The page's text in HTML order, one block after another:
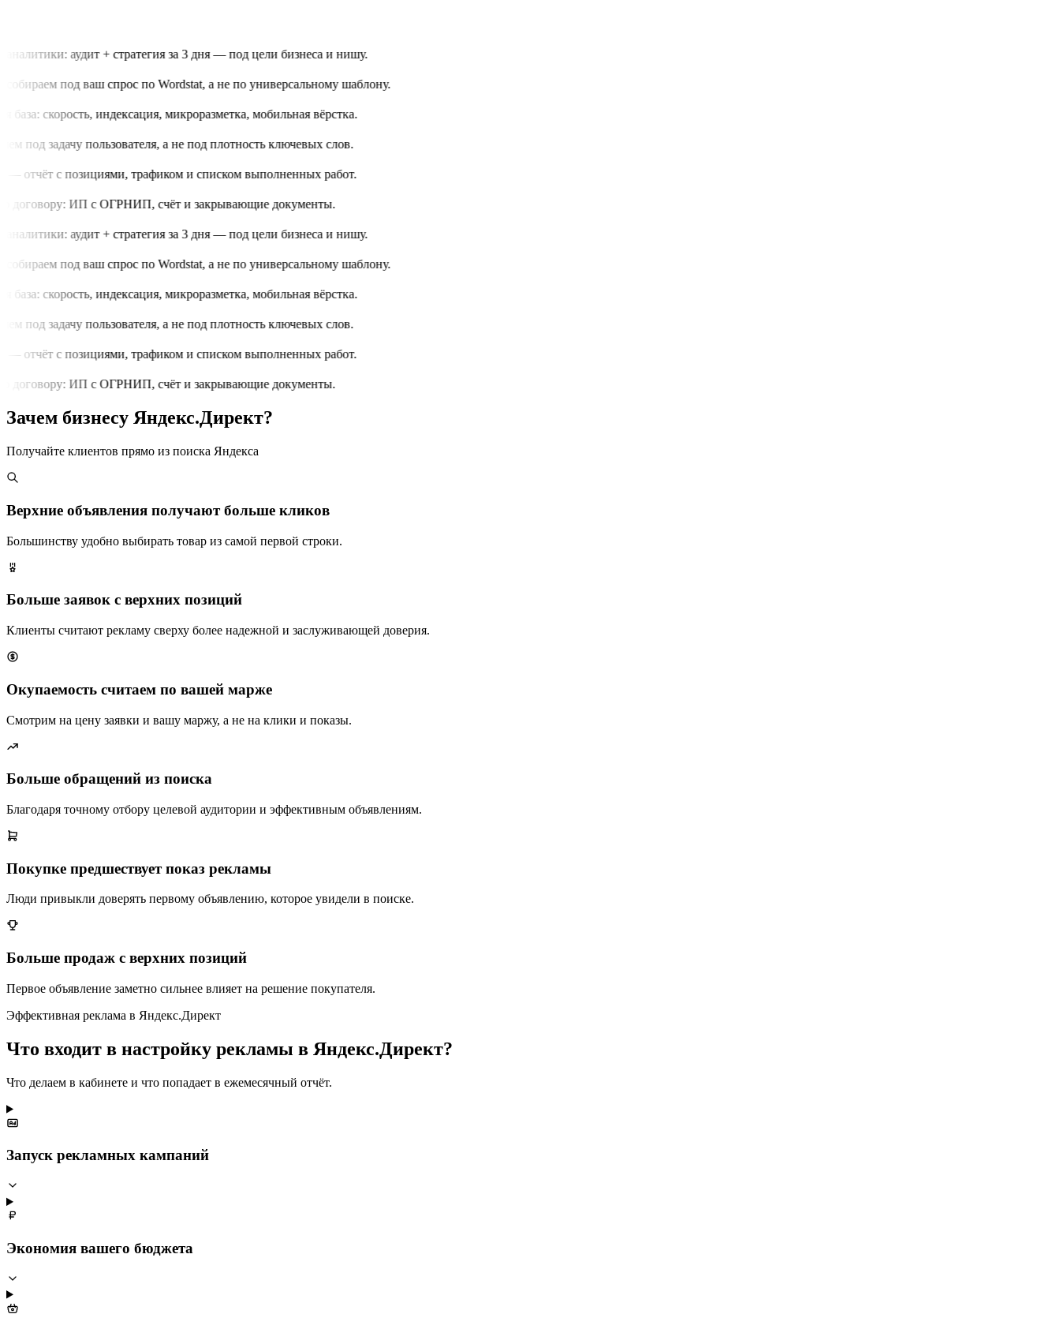
аудит + стратегия за 3 дня — под цели бизнеса и нишу.
под ваш спрос по Wordstat, а не по универсальному шаблону.
скорость, индексация, микроразметка, мобильная вёрстка.
под задачу пользователя, а не под плотность ключевых слов.
отчёт с позициями, трафиком и списком выполненных работ.
договору: ИП с ОГРНИП, счёт и закрывающие документы.
аудит + стратегия за 3 дня — под цели бизнеса и нишу.
под ваш спрос по Wordstat, а не по универсальному шаблону.
скорость, индексация, микроразметка, мобильная вёрстка.
под задачу пользователя, а не под плотность ключевых слов.
отчёт с позициями, трафиком и списком выполненных работ.
договору: ИП с ОГРНИП, счёт и закрывающие документы.
Зачем бизнесу Яндекс.Директ?
Получайте клиентов прямо из поиска Яндекса
Верхние объявления получают больше кликов
Большинству удобно выбирать товар из самой первой строки.
Больше заявок с верхних позиций
Клиенты считают рекламу сверху более надежной и заслуживающей доверия.
Окупаемость считаем по вашей марже
Смотрим на цену заявки и вашу маржу, а не на клики и показы.
Больше обращений из поиска
Благодаря точному отбору целевой аудитории и эффективным объявлениям.
Покупке предшествует показ рекламы
Люди привыкли доверять первому объявлению, которое увидели в поиске.
Больше продаж с верхних позиций
Первое объявление заметно сильнее влияет на решение покупателя.
Эффективная реклама в Яндекс.Директ
Что входит в настройку рекламы в Яндекс.Директ?
Что делаем в кабинете и что попадает в ежемесячный отчёт.
Запуск рекламных кампаний
Экономия вашего бюджета